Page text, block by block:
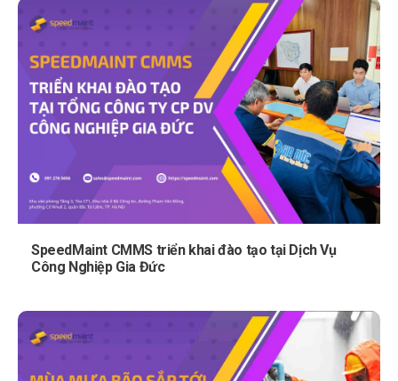
SpeedMaint CMMS triển khai đào tạo tại Dịch Vụ
Công Nghiệp Gia Đức